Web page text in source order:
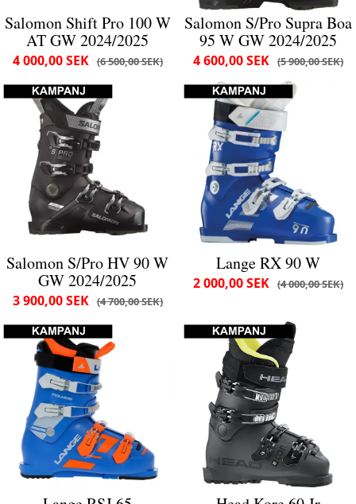
Salomon Shift Pro 100 W
AT GW 2024/2025
6 500,00 SEK
4 000,00 SEK
Salomon S/Pro Supra Boa
95 W GW 2024/2025
5 900,00 SEK
4 600,00 SEK
Salomon S/Pro HV 90 W
GW 2024/2025
4 700,00 SEK
3 900,00 SEK
Lange RX 90 W
4 000,00 SEK
2 000,00 SEK